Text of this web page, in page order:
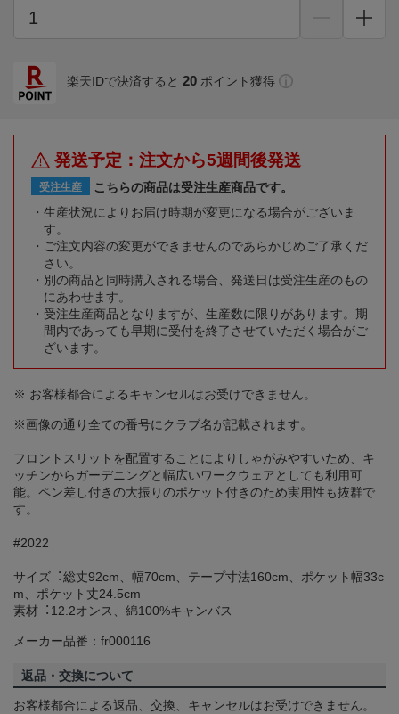
楽天IDで決済すると 20 ポイント獲得
発送予定：注文から5週間後発送
受注生産
こちらの商品は受注生産商品です。
生産状況によりお届け時期が変更になる場合がございま
す。
ご注文内容の変更ができませんのであらかじめご了承くだ
さい。
別の商品と同時購入される場合、発送日は受注生産のもの
にあわせます。
受注生産商品となりますが、生産数に限りがあります。期
間内であっても早期に受付を終了させていただく場合がご
ざいます。
※ お客様都合によるキャンセルはお受けできません。
※画像の通り全ての番号にクラブ名が記載されます。
フロントスリットを配置することによりしゃがみやすいため、キ
ッチンからガーデニングと幅広いワークウェアとしても利用可
能。ペン差し付きの大振りのポケット付きのため実用性も抜群で
す。
#2022
サイズ︓総丈92cm、幅70cm、テープ寸法160cm、ポケット幅33c
m、ポケット丈24.5cm
素材︓12.2オンス、綿100%キャンバス
メーカー品番：fr000116
返品・交換について
お客様都合による返品、交換、キャンセルはお受けできません。